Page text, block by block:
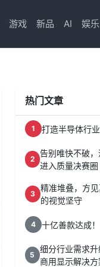
游戏 新品 AI 娱乐
热门文章
1 打造半导体行
2
告别唯快不破
进入质量决赛圈
3
精准堆叠，方
的视觉坚守
4 十亿善款达成
5
细分行业需求
商用显示解决方